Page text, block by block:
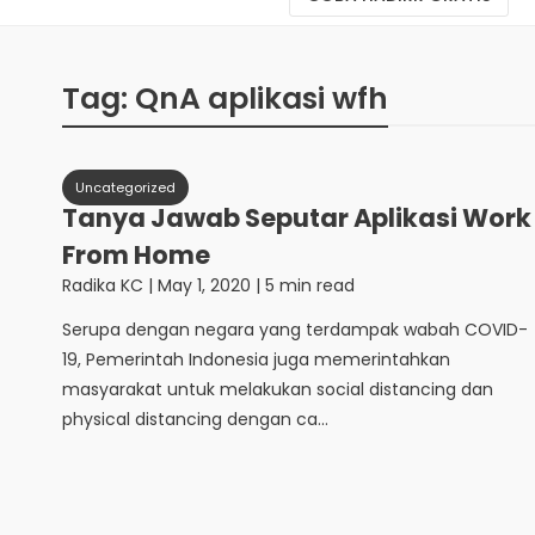
Tag: QnA aplikasi wfh
Uncategorized
Tanya Jawab Seputar Aplikasi Work
From Home
Radika KC | May 1, 2020 | 5 min read
Serupa dengan negara yang terdampak wabah COVID-
19, Pemerintah Indonesia juga memerintahkan
masyarakat untuk melakukan social distancing dan
physical distancing dengan ca...